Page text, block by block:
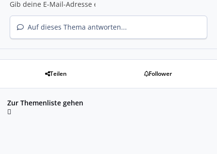
Auf dieses Thema antworten...
Teilen Follower
Zur Themenliste gehen